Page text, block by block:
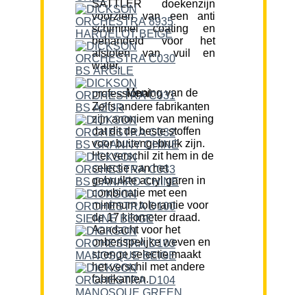
SATTLER doekenzijn
voorzien van een anti
schimmel coating en
behandeld voor het
afstoten van vuil en
water.
Mening van de professional:
Zelfs andere fabrikanten
zijn anoniem van mening
dat dit de beste stoffen
voor buitengebruik zijn.
Het verschil zit hem in de
selectie van het
gebruikte acryl garen in
combinatie met een
minimum tolerantie voor
de 17 kilometer draad.
Aandacht voor het
onberispelijke weven en
strenge selectie maakt
het verschil met andere
fabrikanten.